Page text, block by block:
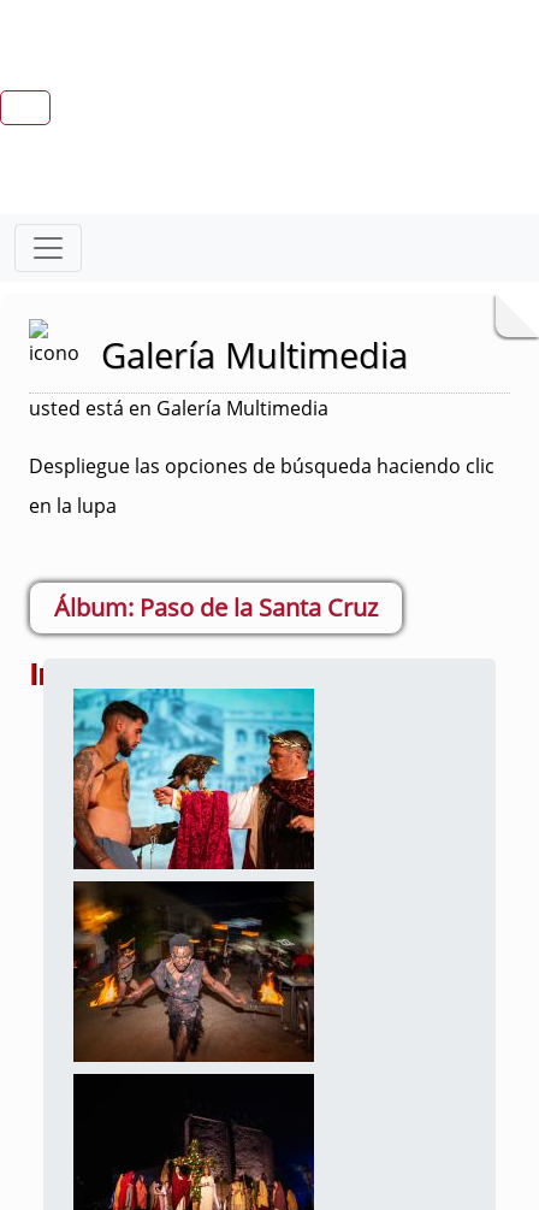
Galería Multimedia
usted está en Galería Multimedia
Despliegue las opciones de búsqueda haciendo clic
en la lupa
Paso de la Santa Cruz
Imágenes